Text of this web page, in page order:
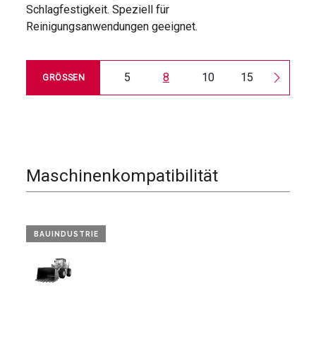
Schlagfestigkeit. Speziell für
Reinigungsanwendungen geeignet.
GRÖSSEN 5 8 10 15 20
Maschinenkompatibilität
BAUINDUSTRIE